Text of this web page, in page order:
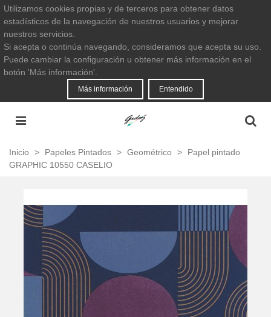
Utilizamos cookies propias y de terceros para obtener datos
estadísticos de la navegación de nuestros usuarios y mejorar
nuestros servicios.
Si acepta o continúa navegando, consideramos que acepta su uso.
Puede cambiar la configuración u obtener más información en el
botón 'Más información'.
Más información Entendido
Inicio > Papeles Pintados > Geométrico >
Papel pintado
GRAPHIC 10550 CASELIO